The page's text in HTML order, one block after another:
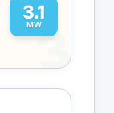
3.1
MW
3